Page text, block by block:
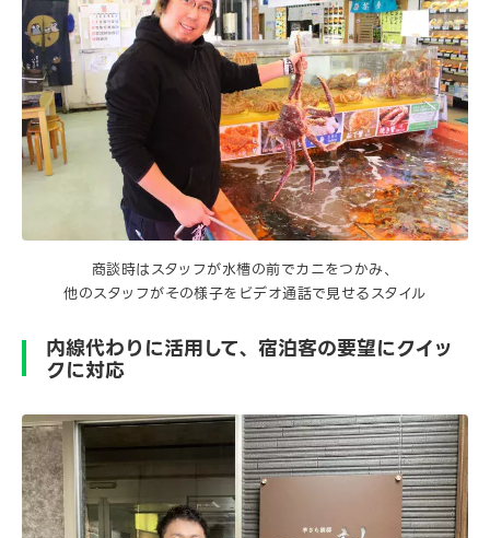
商談時はスタッフが水槽の前でカニをつかみ、
他のスタッフがその様子をビデオ通話で見せるスタイル
内線代わりに活用して、宿泊客の要望にクイッ
クに対応